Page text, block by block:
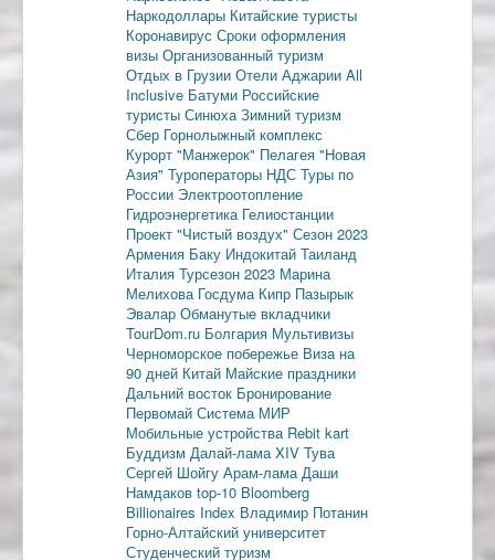
Наркодоллары Китайские туристы
Коронавирус Сроки оформления
визы Организованный туризм
Отдых в Грузии Отели Аджарии All
Inclusive Батуми Российские
туристы СинюхаЗимний туризм
Сбер Горнолыжный комплекс
Курорт "Манжерок" Пелагея "Новая
Азия" Туроператоры НДС Туры по
России Электроотопление
Гидроэнергетика Гелиостанции
Проект "Чистый воздух" Сезон 2023
Армения Баку Индокитай Таиланд
Италия Турсезон 2023 Марина
Мелихова Госдума Кипр Пазырык
Эвалар Обманутые вкладчики
TourDom.ru Болгария Мультивизы
Черноморское побережье Виза на
90 дней Китай Майские праздники
Дальний восток Бронирование
Первомай Система МИР
Мобильные устройства Rebit kart
Буддизм Далай-лама XIV Тува
Сергей Шойгу Арам-ламаДаши
Намдаков top-10 Bloomberg
Billionaires Index Владимир Потанин
Горно-Алтайский университет
Студенческий туризм